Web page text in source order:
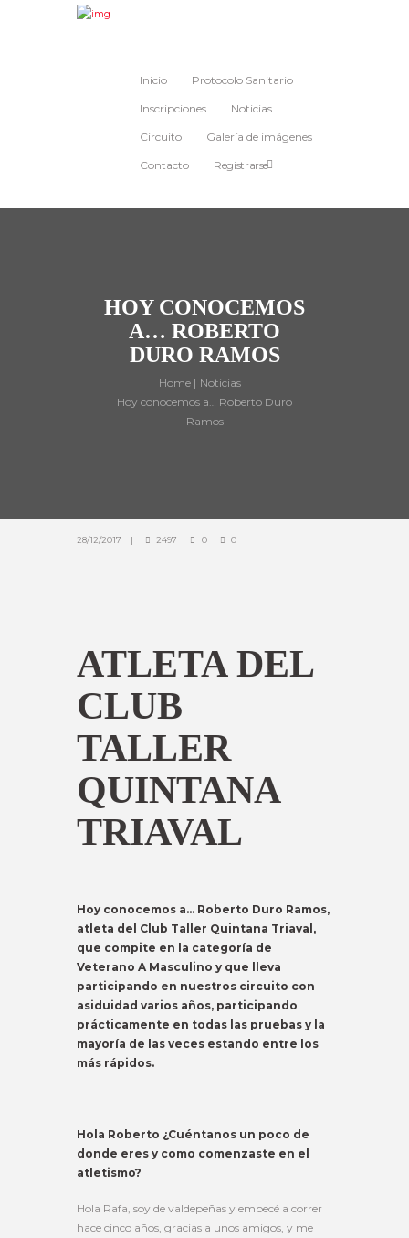
Inicio Protocolo Sanitario
Inscripciones Noticias
Circuito Galería de imágenes
Contacto Registrarse
HOY CONOCEMOS
A… ROBERTO
DURO RAMOS
Home
Noticias
Hoy conocemos a… Roberto Duro
Ramos
28/12/2017 2497 0 0
ATLETA DEL
CLUB
TALLER
QUINTANA
TRIAVAL
Hoy conocemos a… Roberto Duro Ramos,
atleta del Club Taller Quintana Triaval,
que compite en la categoría de
Veterano A Masculino y que lleva
participando en nuestros circuito con
asiduidad varios años, participando
prácticamente en todas las pruebas y la
mayoría de las veces estando entre los
más rápidos.
Hola Roberto ¿Cuéntanos un poco de
donde eres y como comenzaste en el
atletismo?
Hola Rafa, soy de valdepeñas y empecé a correr
hace cinco años, gracias a unos amigos, y me